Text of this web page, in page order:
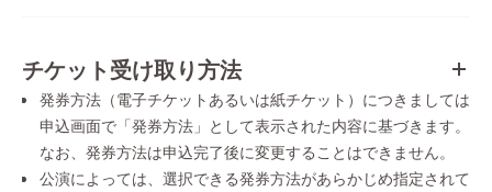
チケット受け取り方法
発券方法（電子チケットあるいは紙チケット）につきましては
申込画面で「発券方法」として表示された内容に基づきます。
なお、発券方法は申込完了後に変更することはできません。
公演によっては、選択できる発券方法があらかじめ指定されて